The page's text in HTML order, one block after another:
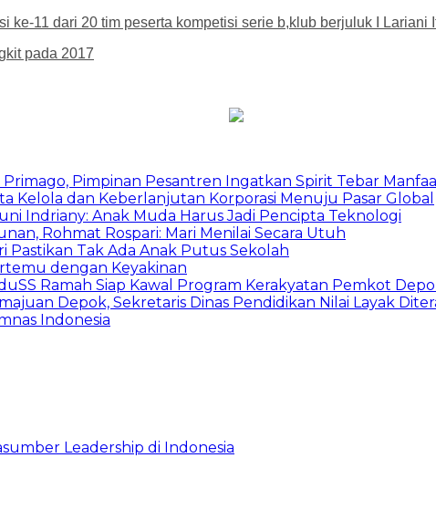
ke-11 dari 20 tim peserta kompetisi serie b,klub berjuluk I
pada 2017
Pimpinan Pesantren Ingatkan Spirit Tebar
Kelola dan Keberlanjutan Korporasi Menuju Pasar Global
Indriany: Anak Muda Harus Jadi Pencipta Teknologi
Rohmat Rospari: Mari Menilai Secara Utuh
Pastikan Tak Ada Anak Putus Sekolah
dengan Keyakinan
Ramah Siap Kawal Program Kerakyatan Pemkot
Depok, Sekretaris Dinas Pendidikan Nilai Layak
Indonesia
Leadership di Indonesia